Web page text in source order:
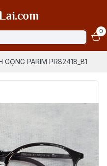
0
GỌNG PARIM PR82418_B1